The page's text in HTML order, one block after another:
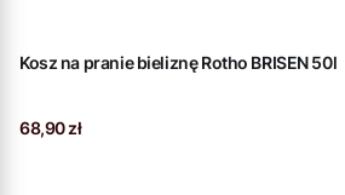
Kosz na pranie bieliznę Rotho BRISEN 50l
Cena
68,90 zł